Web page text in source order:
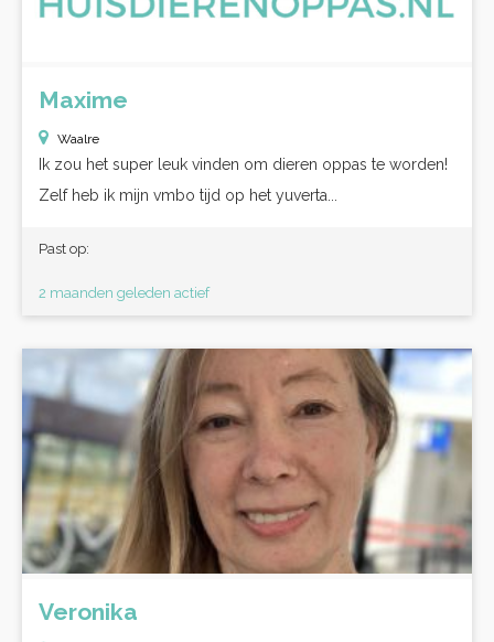
Maxime
Waalre
Ik zou het super leuk vinden om dieren oppas te worden!
Zelf heb ik mijn vmbo tijd op het yuverta...
Past op:
2 maanden geleden actief
Veronika